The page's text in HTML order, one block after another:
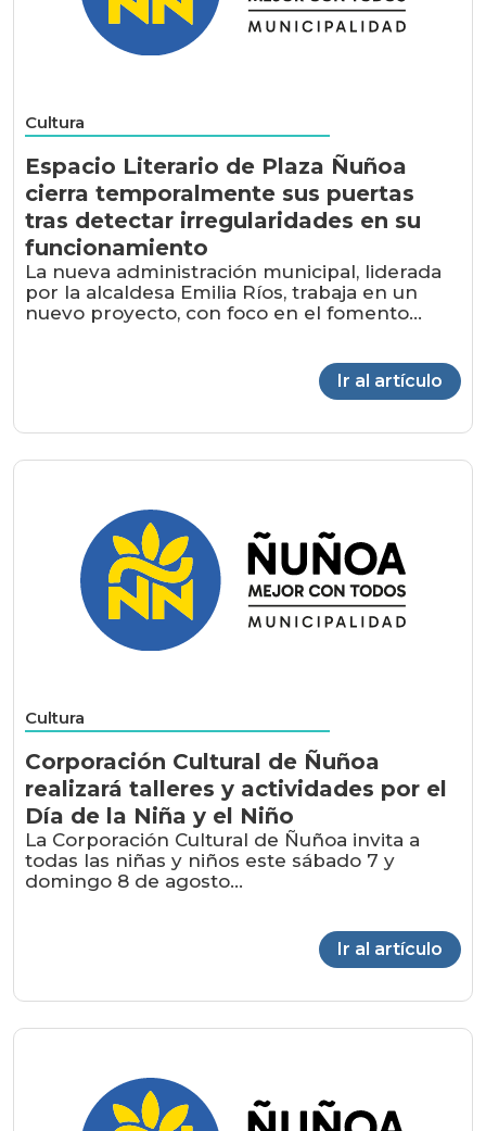
Cultura
Espacio Literario de Plaza Ñuñoa
cierra temporalmente sus puertas
tras detectar irregularidades en su
funcionamiento
La nueva administración municipal, liderada
por la alcaldesa Emilia Ríos, trabaja en un
nuevo proyecto, con foco en el fomento...
Ir al artículo
Cultura
Corporación Cultural de Ñuñoa
realizará talleres y actividades por el
Día de la Niña y el Niño
La Corporación Cultural de Ñuñoa invita a
todas las niñas y niños este sábado 7 y
domingo 8 de agosto...
Ir al artículo